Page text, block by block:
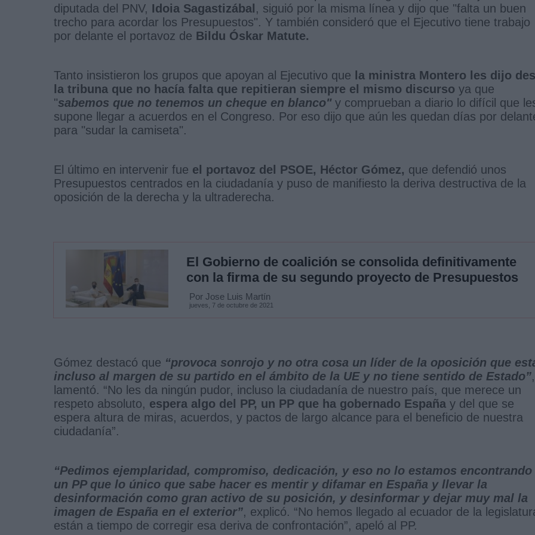
diputada del PNV, Idoia Sagastizábal , siguió por la misma línea y dijo que "falta un buen
trecho para acordar los Presupuestos". Y también consideró que el Ejecutivo tiene trabajo
por delante el portavoz de Bildu Óskar Matute.
Tanto insistieron los grupos que apoyan al Ejecutivo que la ministra Montero les dijo
la tribuna que no hacía falta que repitieran siempre el mismo discurso ya que
"sabemos que no tenemos un cheque en blanco"y comprueban a diario lo difícil que
supone llegar a acuerdos en el Congreso. Por eso dijo que aún les quedan días por
para "sudar la camiseta".
El último en intervenir fue el portavoz del PSOE, Héctor Gómez, que defendió unos
Presupuestos centrados en la ciudadanía y puso de manifiesto la deriva destructiva de la
oposición de la derecha y la ultraderecha.
El Gobierno de coalición se consolida definitivamente
con la firma de su segundo proyecto de Presupuestos
Por Jose Luis Martín
jueves, 7 de octubre de 2021
Gómez destacó que “provoca sonrojo y no otra cosa un líder de la oposición que
incluso al margen de su partido en el ámbito de la UE y no tiene sentido de Estado”,
lamentó. “No les da ningún pudor, incluso la ciudadanía de nuestro país, que merece un
respeto absoluto, espera algo del PP, un PP que ha gobernado España y del que se
espera altura de miras, acuerdos, y pactos de largo alcance para el beneficio de nuestra
ciudadanía”.
“Pedimos ejemplaridad, compromiso, dedicación, y eso no lo estamos encontrando
un PP que lo único que sabe hacer es mentir y difamar en España y llevar la
desinformación como gran activo de su posición, y desinformar y dejar muy mal la
imagen de España en el exterior”, explicó. “No hemos llegado al ecuador de la
están a tiempo de corregir esa deriva de confrontación”, apeló al PP.